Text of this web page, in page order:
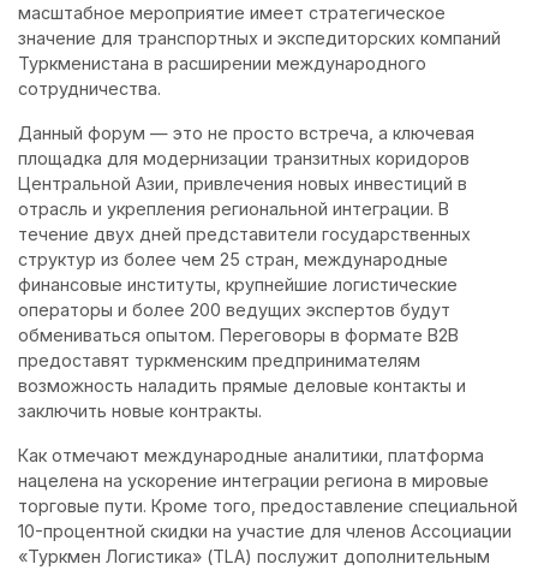
масштабное мероприятие имеет стратегическое
значение для транспортных и экспедиторских компаний
Туркменистана в расширении международного
сотрудничества.
Данный форум — это не просто встреча, а ключевая
площадка для модернизации транзитных коридоров
Центральной Азии, привлечения новых инвестиций в
отрасль и укрепления региональной интеграции. В
течение двух дней представители государственных
структур из более чем 25 стран, международные
финансовые институты, крупнейшие логистические
операторы и более 200 ведущих экспертов будут
обмениваться опытом. Переговоры в формате B2B
предоставят туркменским предпринимателям
возможность наладить прямые деловые контакты и
заключить новые контракты.
Как отмечают международные аналитики, платформа
нацелена на ускорение интеграции региона в мировые
торговые пути. Кроме того, предоставление специальной
10-процентной скидки на участие для членов Ассоциации
«Туркмен Логистика» (TLA) послужит дополнительным